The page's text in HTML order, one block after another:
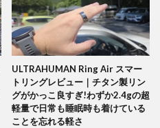
ULTRAHUMAN Ring Air スマー
トリングレビュー｜チタン製リン
グがかっこ良すぎ!わずか2.4gの超
軽量で日常も睡眠時も着けている
ことを忘れる軽さ